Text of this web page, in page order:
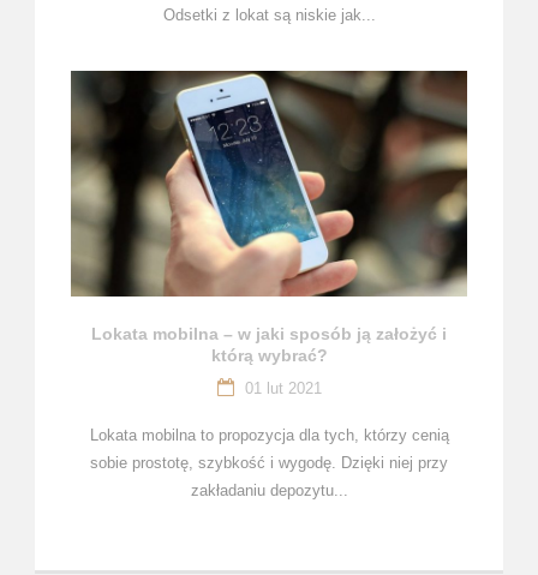
Odsetki z lokat są niskie jak...
Lokata mobilna – w jaki sposób ją założyć i
którą wybrać?
01 lut 2021
Lokata mobilna to propozycja dla tych, którzy cenią
sobie prostotę, szybkość i wygodę. Dzięki niej przy
zakładaniu depozytu...